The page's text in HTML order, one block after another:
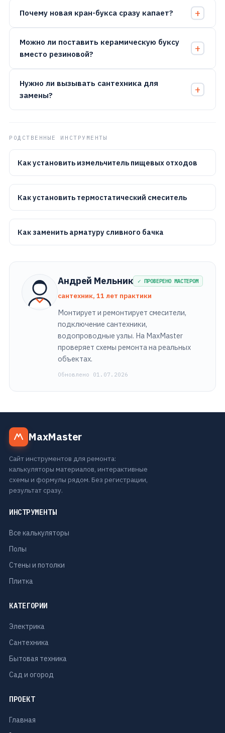
Почему новая кран-букса сразу капает?
Можно ли поставить керамическую буксу
вместо резиновой?
Нужно ли вызывать сантехника для
замены?
РОДСТВЕННЫЕ ИНСТРУМЕНТЫ
Как установить измельчитель пищевых отходов
Как установить термостатический смеситель
Как заменить арматуру сливного бачка
Андрей Мельник ✓ ПРОВЕРЕНО МАСТЕРОМ
сантехник, 11 лет практики
Монтирует и ремонтирует смесители,
подключение сантехники,
водопроводные узлы. На MaxMaster
проверяет схемы ремонта на реальных
объектах.
Обновлено 01.07.2026
MaxMaster
Сайт инструментов для ремонта:
калькуляторы материалов, интерактивные
схемы и формулы рядом. Без регистрации,
результат сразу.
ИНСТРУМЕНТЫ
Все калькуляторы
Полы
Стены и потолки
Плитка
КАТЕГОРИИ
Электрика
Сантехника
Бытовая техника
Сад и огород
ПРОЕКТ
Главная